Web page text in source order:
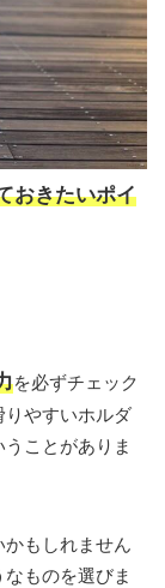
おきたいポイ
を必ずチェック
りやすいホルダ
ことがありま
もしれません
ものを選びま